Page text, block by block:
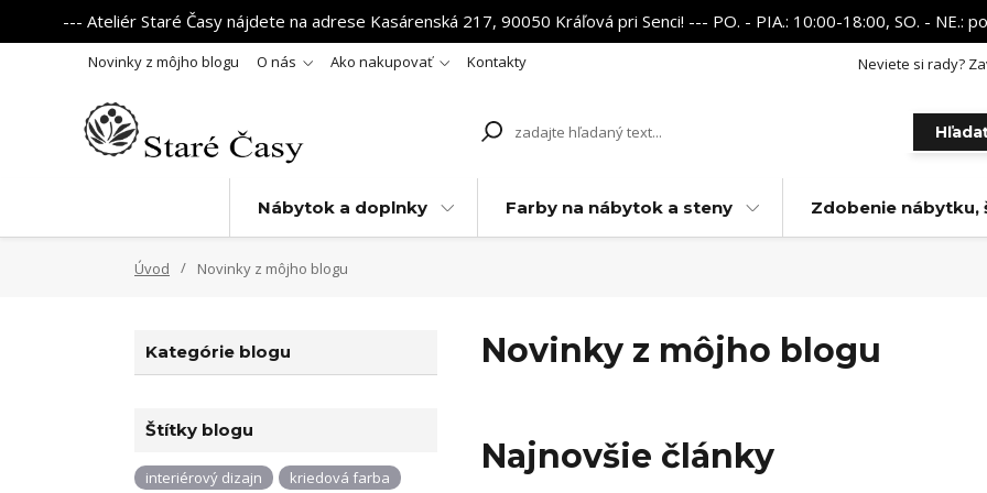
--- Ateliér Staré Časy nájdete na adrese Kasárenská 217, 90050 Kráľová pri Senci! --- PO. - PIA.: 10:00-18:00, SO. -
Novinky z môjho blogu O nás Ako nakupovať Kontakty Neviete si rady?
Nábytok a doplnky Farby na nábytok a steny Zdobenie nábytku,
Úvod Novinky z môjho blogu
Kategórie blogu
Štítky blogu
interiérový dizajn kriedová farba
Novinky z môjho blogu
Najnovšie články